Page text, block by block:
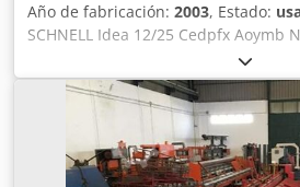
Año de fabricación: 2003, Estado:
SCHNELL Idea 12/25 Cedpfx Aoymb
recientemente desmontada en
Payoffs: 3